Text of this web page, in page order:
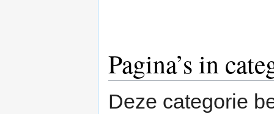
Pagina’s in
Deze categorie